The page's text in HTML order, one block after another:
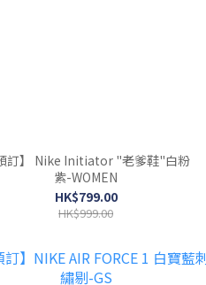
訂】 Nike Initiator "老爹鞋"白粉
紫-WOMEN
HK$799.00
HK$999.00